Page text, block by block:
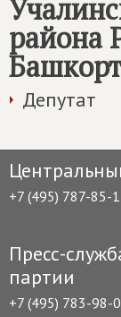
района
Депутат
+7 (495) 787-85-
Пресс-
партии
+7 (495) 783-98-